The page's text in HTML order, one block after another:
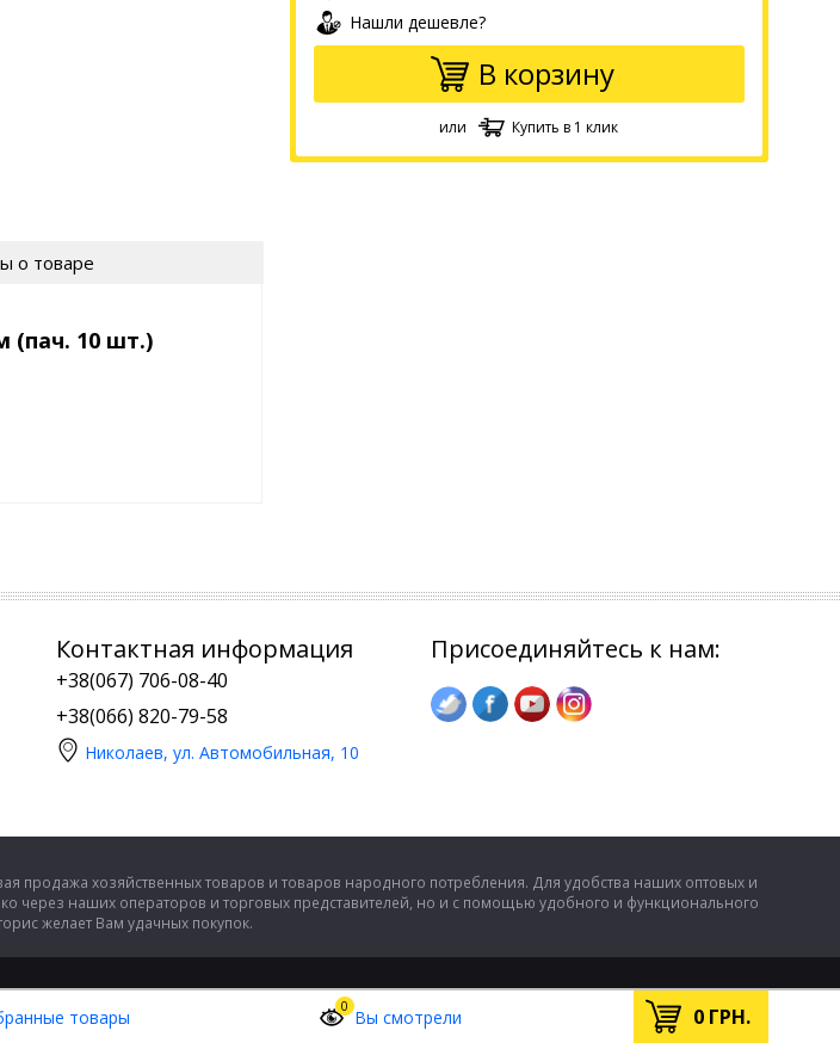
товары 0 Вы смотрели 0 ГРН.
Нашли дешевле?
В корзину
или Купить в 1 клик
о товаре
(пач. 10 шт.)
Контактная информация
+38(067) 706-08-40
+38(066) 820-79-58
Николаев, ул. Автомобильная, 10
Присоединяйтесь к нам:
продажа хозяйственных товаров и товаров народного потребления. Для удобства наших оптовых и
через наших операторов и торговых представителей, но и с помощью удобного и функционального
желает Вам удачных покупок.